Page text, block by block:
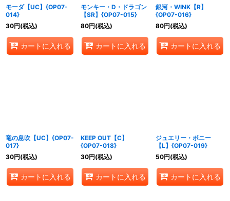
モーダ【UC】{OP07-
014}
30円(税込)
カートに入れる
モンキー・D・ドラゴン
【SR】{OP07-015}
80円(税込)
カートに入れる
銀河・WINK【R】
{OP07-016}
80円(税込)
カートに入れる
竜の息吹【UC】{OP07-
017}
30円(税込)
カートに入れる
KEEP OUT【C】
{OP07-018}
30円(税込)
カートに入れる
ジュエリー・ボニー
【L】{OP07-019}
50円(税込)
カートに入れる